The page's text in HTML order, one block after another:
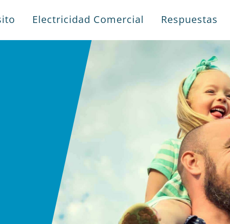
Electricidad Comercial Respuestas